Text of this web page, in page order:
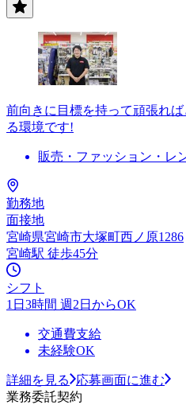
前向きに目標を持って頑張れ
る環境です!
販売・ファッション・レ
勤務地
面接地
宮崎県宮崎市大塚町西ノ原1286
宮崎駅 徒歩45分
シフト
1日3時間 週2日からOK
交通費支給
未経験OK
詳細を見る
応募画面に進む
業務委託契約